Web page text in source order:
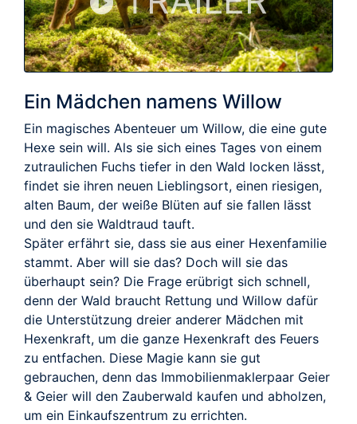
Ein Mädchen namens Willow
Ein magisches Abenteuer um Willow, die eine gute
Hexe sein will. Als sie sich eines Tages von einem
zutraulichen Fuchs tiefer in den Wald locken lässt,
findet sie ihren neuen Lieblingsort, einen riesigen,
alten Baum, der weiße Blüten auf sie fallen lässt
und den sie Waldtraud tauft.
Später erfährt sie, dass sie aus einer Hexenfamilie
stammt. Aber will sie das? Doch will sie das
überhaupt sein? Die Frage erübrigt sich schnell,
denn der Wald braucht Rettung und Willow dafür
die Unterstützung dreier anderer Mädchen mit
Hexenkraft, um die ganze Hexenkraft des Feuers
zu entfachen. Diese Magie kann sie gut
gebrauchen, denn das Immobilienmaklerpaar Geier
& Geier will den Zauberwald kaufen und abholzen,
um ein Einkaufszentrum zu errichten.